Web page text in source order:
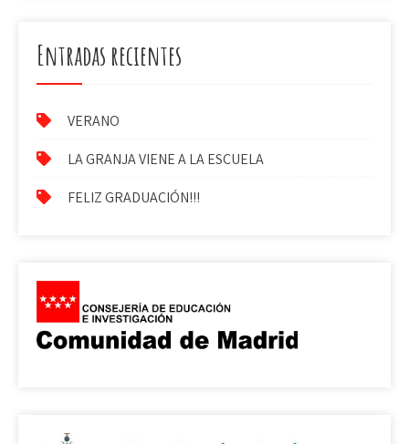
Entradas recientes
VERANO
LA GRANJA VIENE A LA ESCUELA
FELIZ GRADUACIÓN!!!